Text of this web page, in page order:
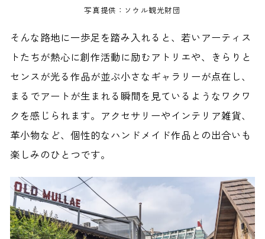
写真提供：ソウル観光財団
そんな路地に一歩足を踏み入れると、若いアーティス
トたちが熱心に創作活動に励むアトリエや、きらりと
センスが光る作品が並ぶ小さなギャラリーが点在し、
まるでアートが生まれる瞬間を見ているようなワクワ
クを感じられます。アクセサリーやインテリア雑貨、
革小物など、個性的なハンドメイド作品との出合いも
楽しみのひとつです。